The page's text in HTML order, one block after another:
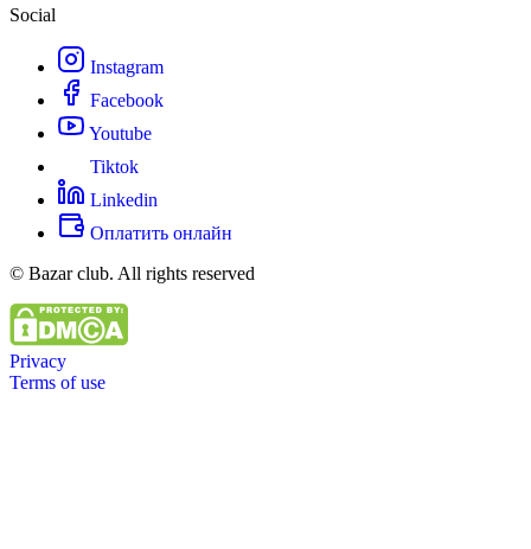
Social
Instagram
Facebook
Youtube
Tiktok
Linkedin
Оплатить онлайн
© Bazar club. All rights reserved
Privacy
Terms of use